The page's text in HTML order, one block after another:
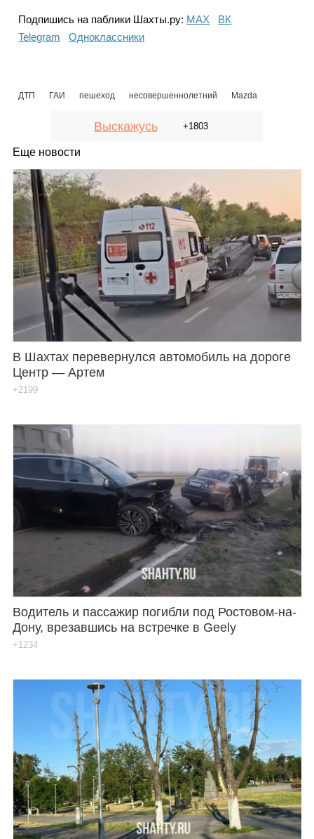
Подпишись на паблики Шахты.ру: МАХ
ВК
Telegram
Одноклассники
ДТП ГАИ пешеход несовершеннолетний Mazda
Выскажусь +1803
Еще новости
В Шахтах перевернулся автомобиль на дороге
Центр — Артем
+2199
Водитель и пассажир погибли под Ростовом-на-
Дону, врезавшись на встречке в Geely
+1234